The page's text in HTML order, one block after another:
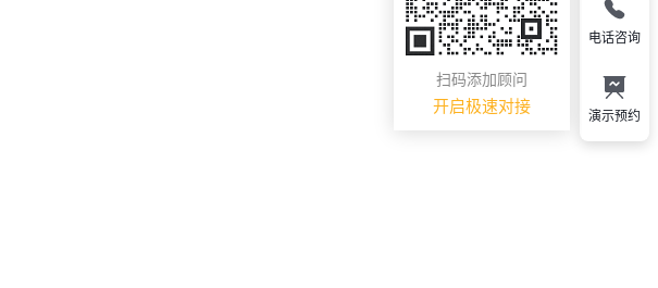
扫码添加顾问
开启极速对接
电话咨询
演示预约